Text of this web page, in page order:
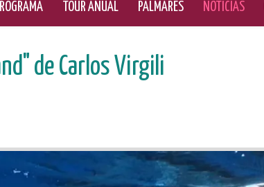
TOUR ANUAL PALMARÉS NOTICIAS
de Carlos Virgili